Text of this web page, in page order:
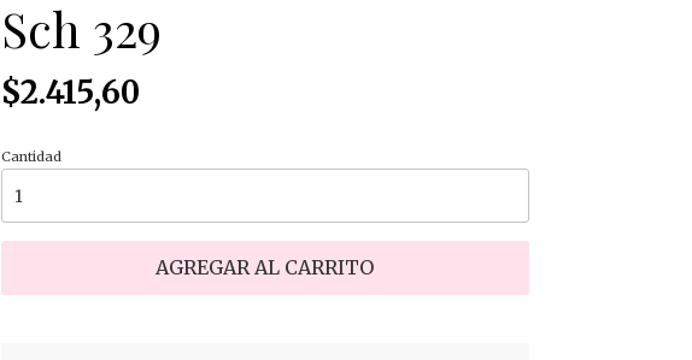
Sch 329
$2.415,60
Cantidad
AGREGAR AL CARRITO